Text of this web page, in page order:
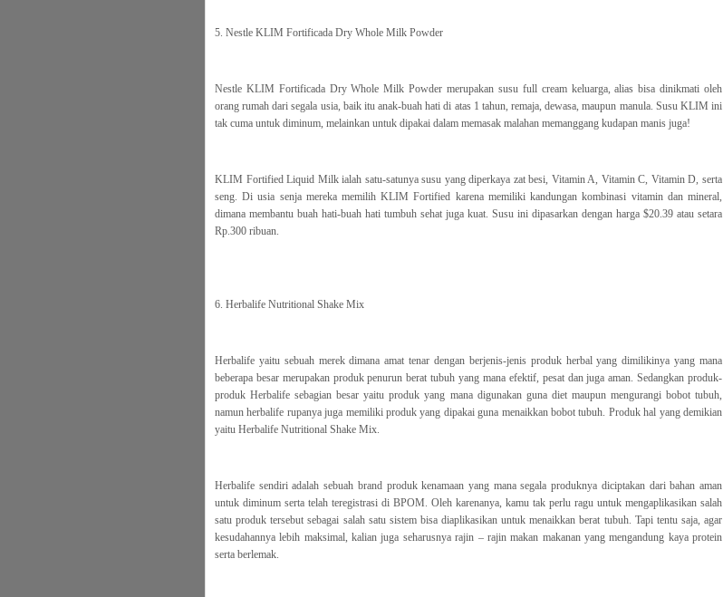
5. Nestle KLIM Fortificada Dry Whole Milk Powder
Nestle KLIM Fortificada Dry Whole Milk Powder merupakan susu full cream keluarga, alias bisa dinikmati oleh
orang rumah dari segala usia, baik itu anak-buah hati di atas 1 tahun, remaja, dewasa, maupun manula. Susu KLIM ini
tak cuma untuk diminum, melainkan untuk dipakai dalam memasak malahan memanggang kudapan manis juga!
KLIM Fortified Liquid Milk ialah satu-satunya susu yang diperkaya zat besi, Vitamin A, Vitamin C, Vitamin D, serta
seng. Di usia senja mereka memilih KLIM Fortified karena memiliki kandungan kombinasi vitamin dan mineral,
dimana membantu buah hati-buah hati tumbuh sehat juga kuat. Susu ini dipasarkan dengan harga $20.39 atau setara
Rp.300 ribuan.
6. Herbalife Nutritional Shake Mix
Herbalife yaitu sebuah merek dimana amat tenar dengan berjenis-jenis produk herbal yang dimilikinya yang mana
beberapa besar merupakan produk penurun berat tubuh yang mana efektif, pesat dan juga aman. Sedangkan produk-
produk Herbalife sebagian besar yaitu produk yang mana digunakan guna diet maupun mengurangi bobot tubuh,
namun herbalife rupanya juga memiliki produk yang dipakai guna menaikkan bobot tubuh. Produk hal yang demikian
yaitu Herbalife Nutritional Shake Mix.
Herbalife sendiri adalah sebuah brand produk kenamaan yang mana segala produknya diciptakan dari bahan aman
untuk diminum serta telah teregistrasi di BPOM. Oleh karenanya, kamu tak perlu ragu untuk mengaplikasikan salah
satu produk tersebut sebagai salah satu sistem bisa diaplikasikan untuk menaikkan berat tubuh. Tapi tentu saja, agar
kesudahannya lebih maksimal, kalian juga seharusnya rajin – rajin makan makanan yang mengandung kaya protein
serta berlemak.